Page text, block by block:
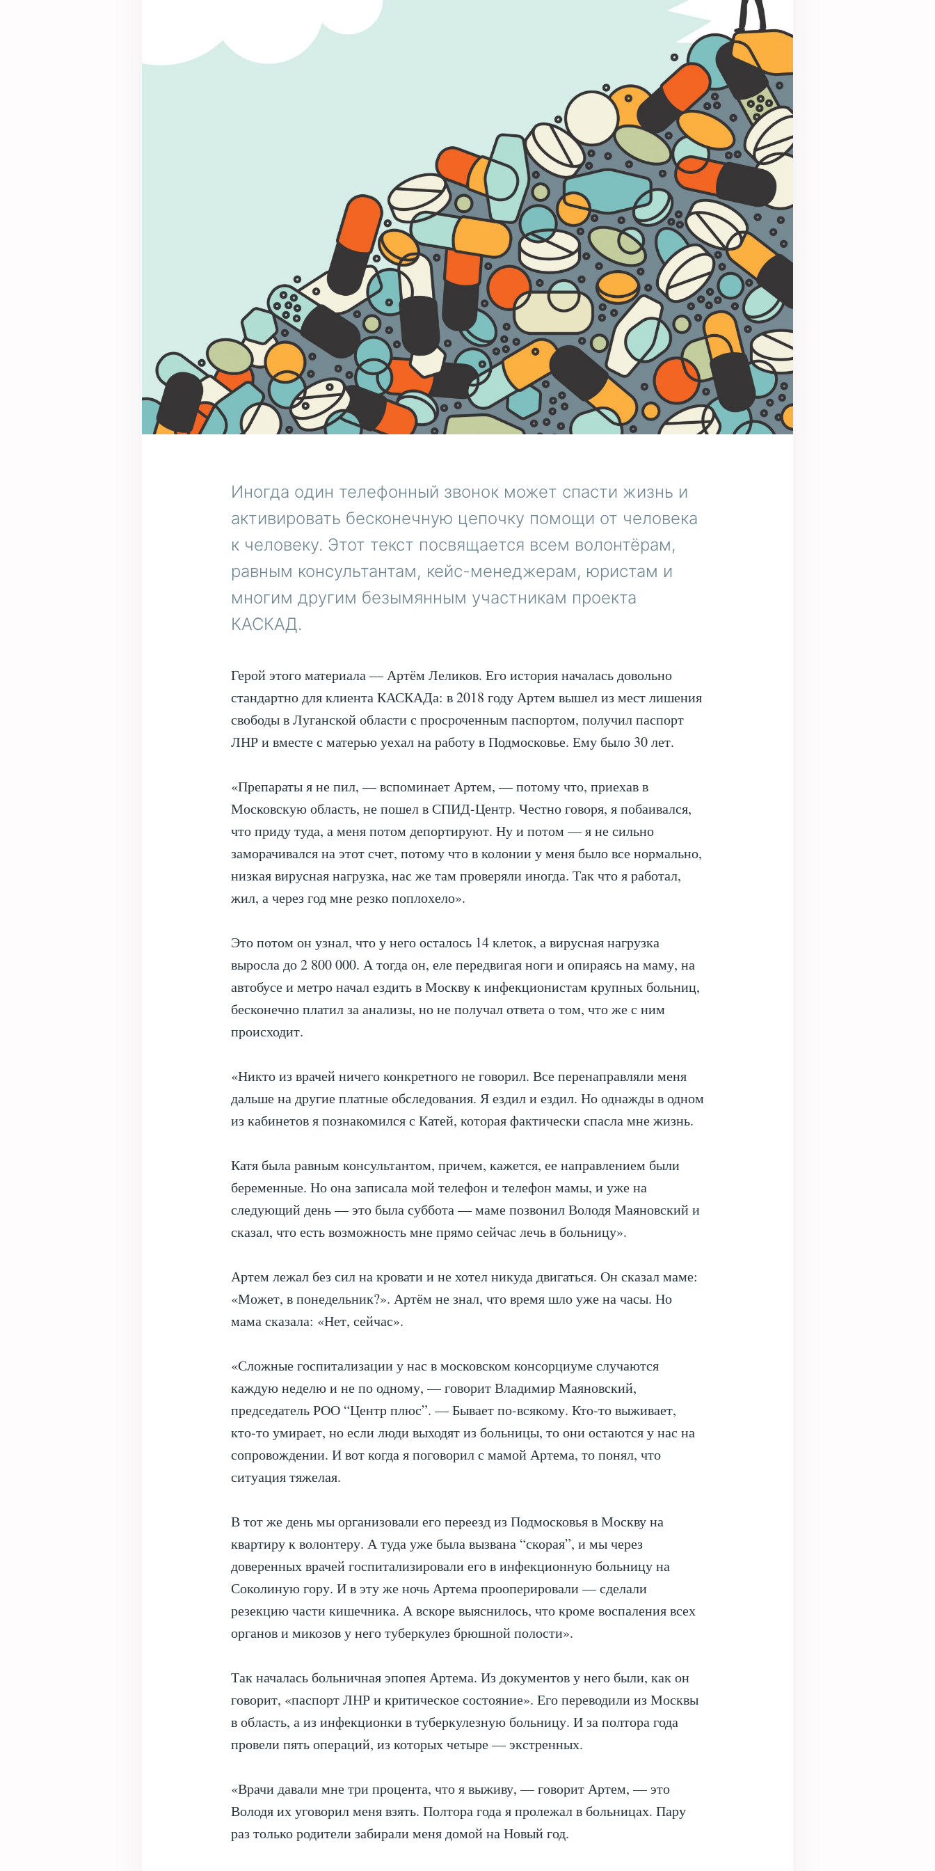
Иногда один телефонный звонок может спасти жизнь и
активировать бесконечную цепочку помощи от человека
к человеку. Этот текст посвящается всем волонтёрам,
равным консультантам, кейс-менеджерам, юристам и
многим другим безымянным участникам проекта
КАСКАД.
Герой этого материала — Артём Леликов. Его история началась довольно
стандартно для клиента КАСКАДа: в 2018 году Артем вышел из мест лишения
свободы в Луганской области с просроченным паспортом, получил паспорт
ЛНР и вместе с матерью уехал на работу в Подмосковье. Ему было 30 лет.
«Препараты я не пил, — вспоминает Артем, — потому что, приехав в
Московскую область, не пошел в СПИД-Центр. Честно говоря, я побаивался,
что приду туда, а меня потом депортируют. Ну и потом — я не сильно
заморачивался на этот счет, потому что в колонии у меня было все нормально,
низкая вирусная нагрузка, нас же там проверяли иногда. Так что я работал,
жил, а через год мне резко поплохело».
Это потом он узнал, что у него осталось 14 клеток, а вирусная нагрузка
выросла до 2 800 000. А тогда он, еле передвигая ноги и опираясь на маму, на
автобусе и метро начал ездить в Москву к инфекционистам крупных больниц,
бесконечно платил за анализы, но не получал ответа о том, что же с ним
происходит.
«Никто из врачей ничего конкретного не говорил. Все перенаправляли меня
дальше на другие платные обследования. Я ездил и ездил. Но однажды в одном
из кабинетов я познакомился с Катей, которая фактически спасла мне жизнь.
Катя была равным консультантом, причем, кажется, ее направлением были
беременные. Но она записала мой телефон и телефон мамы, и уже на
следующий день — это была суббота — маме позвонил Володя Маяновский и
сказал, что есть возможность мне прямо сейчас лечь в больницу».
Артем лежал без сил на кровати и не хотел никуда двигаться. Он сказал маме:
«Может, в понедельник?». Артём не знал, что время шло уже на часы. Но
мама сказала: «Нет, сейчас».
«Сложные госпитализации у нас в московском консорциуме случаются
каждую неделю и не по одному, — говорит Владимир Маяновский,
председатель РОО “Центр плюс”. — Бывает по-всякому. Кто-то выживает,
кто-то умирает, но если люди выходят из больницы, то они остаются у нас на
сопровождении. И вот когда я поговорил с мамой Артема, то понял, что
ситуация тяжелая.
В тот же день мы организовали его переезд из Подмосковья в Москву на
квартиру к волонтеру. А туда уже была вызвана “скорая”, и мы через
доверенных врачей госпитализировали его в инфекционную больницу на
Соколиную гору. И в эту же ночь Артема прооперировали — сделали
резекцию части кишечника. А вскоре выяснилось, что кроме воспаления всех
органов и микозов у него туберкулез брюшной полости».
Так началась больничная эпопея Артема. Из документов у него были, как он
говорит, «паспорт ЛНР и критическое состояние». Его переводили из Москвы
в область, а из инфекционки в туберкулезную больницу. И за полтора года
провели пять операций, из которых четыре — экстренных.
«Врачи давали мне три процента, что я выживу, — говорит Артем, — это
Володя их уговорил меня взять. Полтора года я пролежал в больницах. Пару
раз только родители забирали меня домой на Новый год.